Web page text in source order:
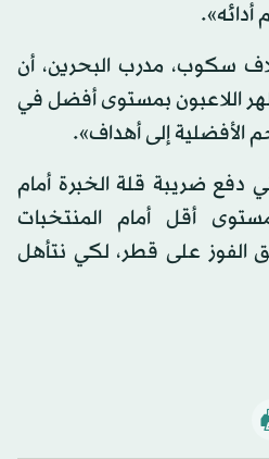
أدائه».
سكوب، مدرب البحرين، أن
اللاعبون بمستوى أفضل في
الأفضلية إلى أهداف».
دفع ضريبة قلة الخبرة أمام
أقل أمام المنتخبات
الفوز على قطر، لكي نتأهل